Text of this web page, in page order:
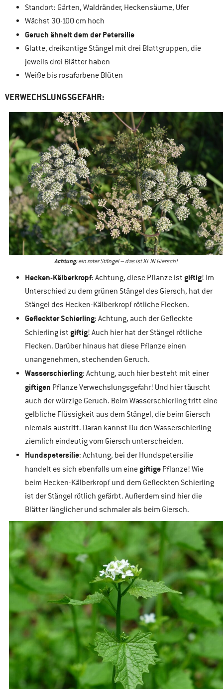
Standort: Gärten, Waldränder, Heckensäume, Ufer
Wächst 30-100 cm hoch
Geruch ähnelt dem der Petersilie
Glatte, dreikantige Stängel mit drei Blattgruppen, die
jeweils drei Blätter haben
Weiße bis rosafarbene Blüten
VERWECHSLUNGSGEFAHR:
Achtung:ein roter Stängel – das ist KEIN Giersch!
Hecken-Kälberkropf: Achtung, diese Pflanze ist giftig! Im
Unterschied zu dem grünen Stängel des Giersch, hat der
Stängel des Hecken-Kälberkropf rötliche Flecken.
Gefleckter Schierling: Achtung, auch der Gefleckte
Schierling ist giftig! Auch hier hat der Stängel rötliche
Flecken. Darüber hinaus hat diese Pflanze einen
unangenehmen, stechenden Geruch.
Wasserschierling: Achtung, auch hier besteht mit einer
giftigen Pflanze Verwechslungsgefahr! Und hier täuscht
auch der würzige Geruch. Beim Wasserschierling tritt eine
gelbliche Flüssigkeit aus dem Stängel, die beim Giersch
niemals austritt. Daran kannst Du den Wasserschierling
ziemlich eindeutig vom Giersch unterscheiden.
Hundspetersilie: Achtung, bei der Hundspetersilie
handelt es sich ebenfalls um einegiftige Pflanze! Wie
beim Hecken-Kälberkropf und dem Gefleckten Schierling
ist der Stängel rötlich gefärbt. Außerdem sind hier die
Blätter länglicher und schmaler als beim Giersch.